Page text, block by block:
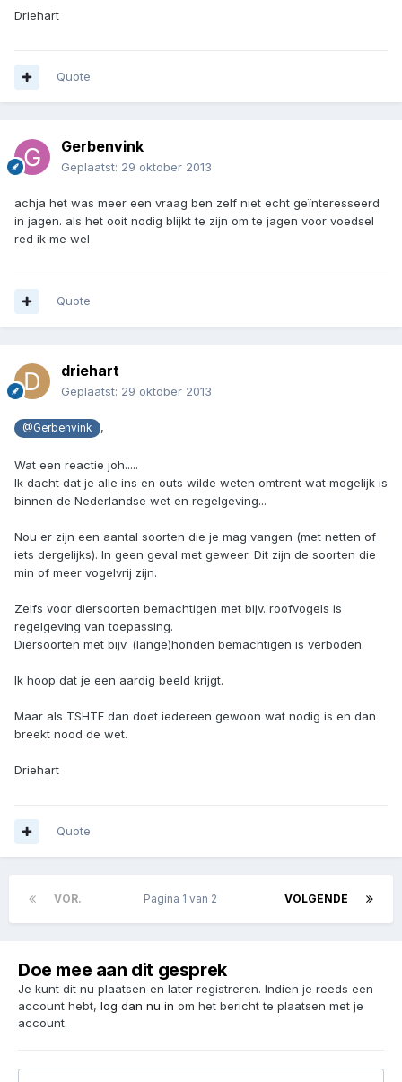
Driehart
Quote
Gerbenvink
Geplaatst: 29 oktober 2013
achja het was meer een vraag ben zelf niet echt geïnteresseerd
in jagen. als het ooit nodig blijkt te zijn om te jagen voor voedsel
red ik me wel
Quote
driehart
Geplaatst: 29 oktober 2013
@Gerbenvink ,
Wat een reactie joh.....
Ik dacht dat je alle ins en outs wilde weten omtrent wat mogelijk is
binnen de Nederlandse wet en regelgeving...
Nou er zijn een aantal soorten die je mag vangen (met netten of
iets dergelijks). In geen geval met geweer. Dit zijn de soorten die
min of meer vogelvrij zijn.
Zelfs voor diersoorten bemachtigen met bijv. roofvogels is
regelgeving van toepassing.
Diersoorten met bijv. (lange)honden bemachtigen is verboden.
Ik hoop dat je een aardig beeld krijgt.
Maar als TSHTF dan doet iedereen gewoon wat nodig is en dan
breekt nood de wet.
Driehart
Quote
VOR. VOLGENDE
Pagina 1 van 2
Doe mee aan dit gesprek
Je kunt dit nu plaatsen en later registreren. Indien je reeds een
account hebt, log dan nu in om het bericht te plaatsen met je
account.